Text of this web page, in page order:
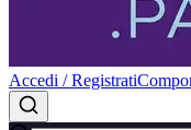
Accedi / Registrati